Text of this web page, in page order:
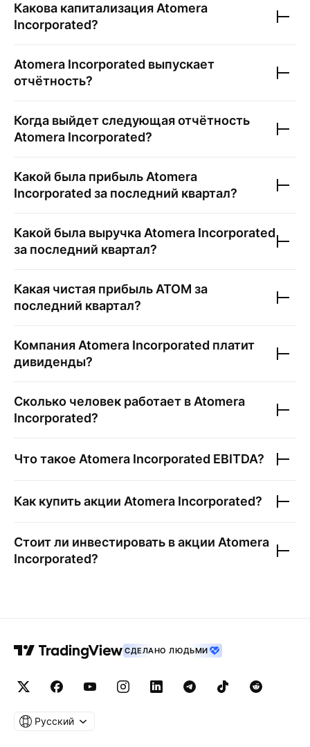
Какова капитализация Atomera
Incorporated?
Atomera Incorporated выпускает
отчётность?
Когда выйдет следующая отчётность
Atomera Incorporated?
Какой была прибыль Atomera
Incorporated за последний квартал?
Какой была выручка Atomera Incorporated
за последний квартал?
Какая чистая прибыль ATOM за
последний квартал?
Компания Atomera Incorporated платит
дивиденды?
Сколько человек работает в Atomera
Incorporated?
Что такое Atomera Incorporated EBITDA?
Как купить акции Atomera Incorporated?
Стоит ли инвестировать в акции Atomera
Incorporated?
СДЕЛАНО ЛЮДЬМИ
Русский